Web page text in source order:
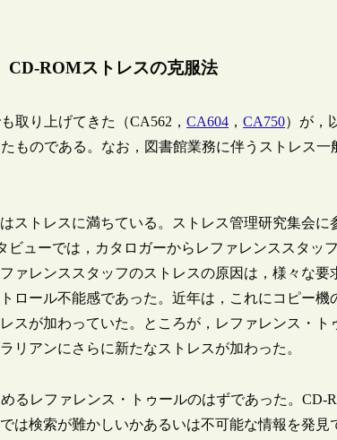
CD-ROMストレスの克服法
取り上げてきた（CA562， CA604 ， CA750）が，
ものである。なお，図書館業務に伴うストレス一
ストレスに満ちている。ストレス管理研究集会に
ビューでは，カタロガーからレファレンススタッ
ァレンススタッフのストレスの原因は，様々な要
ロール不能感であった。近年は，これにコピー機
スが加わっていた。ところが，レファレンス・ト
リアンにさらに新たなストレスが加わった。
るレファレンス・トゥールのはずであった。CD-
は検索が難かしいかあるいは不可能な情報を発見